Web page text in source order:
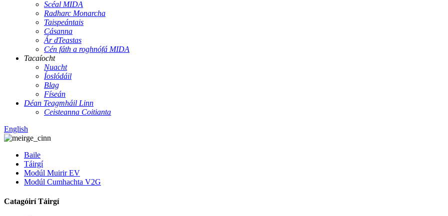
Scéal MIDA
Radharc Monarcha
Taispeántais
Cásanna
Ár dTeastas
Cén fáth a roghnófá MIDA
Tacaíocht
Nuacht
Íoslódáil
Blag
Físeán
Déan Teagmháil Linn
Ceisteanna Coitianta
English
Baile
Táirgí
Modúl Muirir EV
Modúl Cumhachta V2G
Catagóirí Táirgí